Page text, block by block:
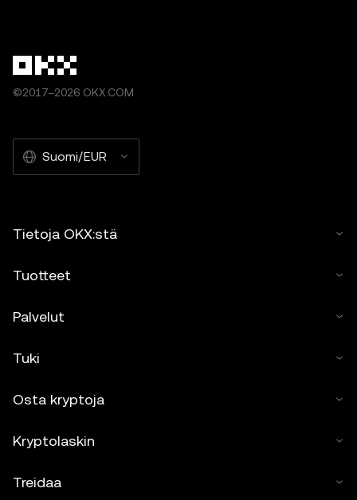
©2017–2026 OKX.COM
Suomi/EUR
Tietoja OKX:stä
Tuotteet
Palvelut
Tuki
Osta kryptoja
Kryptolaskin
Treidaa